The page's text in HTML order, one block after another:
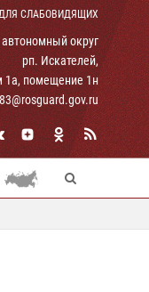
СЛАБОВИДЯЩИХ
округ
рп. Искателей,
1а, помещение 1н